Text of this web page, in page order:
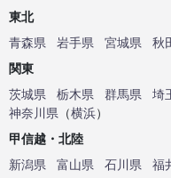
東北
青森県
岩手県 宮城県 秋
関東
茨城県
栃木県 群馬県 埼
神奈川県 （横浜）
甲信越・北陸
新潟県
富山県 石川県 福